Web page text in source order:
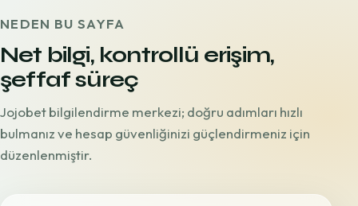
NEDEN BU SAYFA
Net bilgi, kontrollü erişim,
şeffaf süreç
Jojobet bilgilendirme merkezi; doğru adımları hızlı
bulmanız ve hesap güvenliğinizi güçlendirmeniz için
düzenlenmiştir.